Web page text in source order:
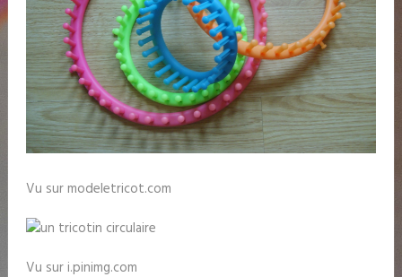
Vu sur modeletricot.com
Vu sur i.pinimg.com